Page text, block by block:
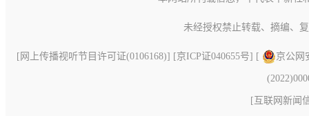
未经授权禁止转载、摘编、
[ 网上传播视听节目许可证(0106168)] [京ICP证040655号] [ 京公网
[ 互联网新闻